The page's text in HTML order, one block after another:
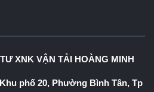
XNK VẬN TẢI HOÀNG MINH
phố 20, Phường Bình Tân, Tp